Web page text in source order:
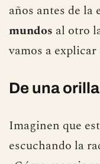
años antes de la
mundos al otro
vamos a
De una
Imaginen que
escuchando la